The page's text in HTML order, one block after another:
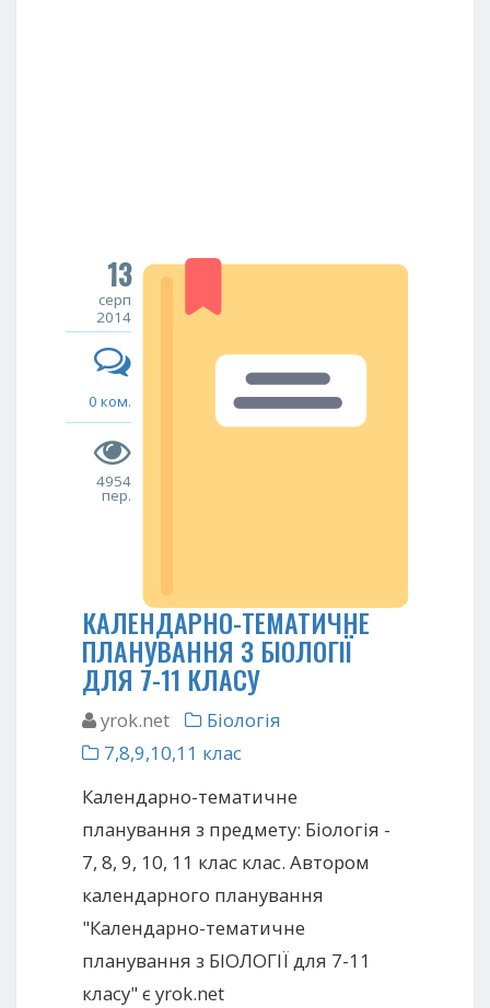
13
серп
2014
0 ком.
4954
пер.
КАЛЕНДАРНО-ТЕМАТИЧНЕ
ПЛАНУВАННЯ З БІОЛОГІЇ
ДЛЯ 7-11 КЛАСУ
yrok.net
Біологія
7,8,9,10,11 клас
Календарно-тематичне
планування з предмету: Біологія -
7, 8, 9, 10, 11 клас клас. Автором
календарного планування
"Календарно-тематичне
планування з БІОЛОГІЇ для 7-11
класу" є yrok.net